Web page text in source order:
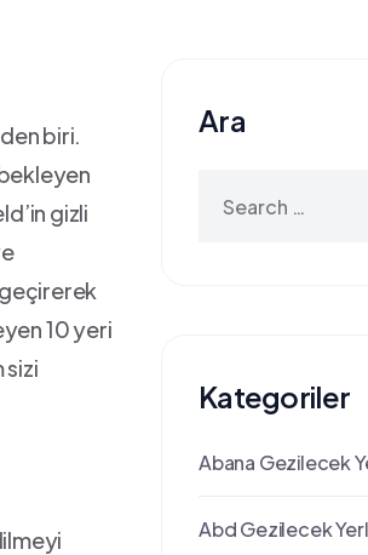
biri.‍
gizli
10 yeri
sizi
Ara
for:
Kategoriler
Abana Gezilecek
Abd Gezilecek